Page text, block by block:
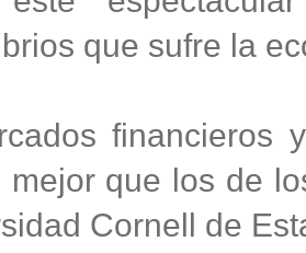
que sufre la
financieros
mejor que los de
Cornell de